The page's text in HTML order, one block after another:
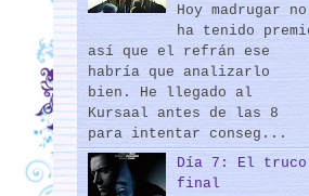
Hoy madrugar no
ha tenido
así que el refrán ese
habría que analizarlo
bien. He llegado al
Kursaal antes de las 8
para intentar conseg...
Día 7: El truco
final